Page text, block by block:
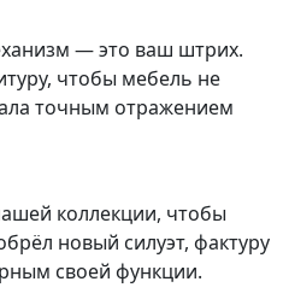
— это ваш штрих.
чтобы мебель не
точным отражением
коллекции, чтобы
новый силуэт, фактуру
своей функции.